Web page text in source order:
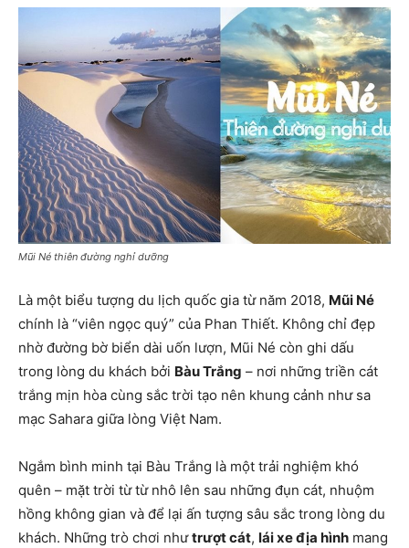
Mũi Né thiên đường nghỉ dưỡng
Là một biểu tượng du lịch quốc gia từ năm 2018, Mũi Né
chính là “viên ngọc quý” của Phan Thiết. Không chỉ đẹp
nhờ đường bờ biển dài uốn lượn, Mũi Né còn ghi dấu
trong lòng du khách bởi Bàu Trắng – nơi những triền cát
trắng mịn hòa cùng sắc trời tạo nên khung cảnh như sa
mạc Sahara giữa lòng Việt Nam.
Ngắm bình minh tại Bàu Trắng là một trải nghiệm khó
quên – mặt trời từ từ nhô lên sau những đụn cát, nhuộm
hồng không gian và để lại ấn tượng sâu sắc trong lòng du
khách. Những trò chơi nhưtrượt cát, lái xe địa hình mang